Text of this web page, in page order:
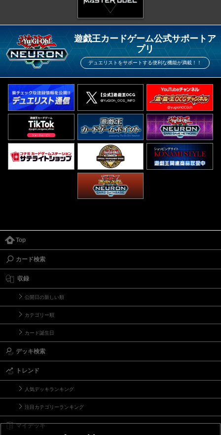
遊戯王カードゲーム公式サポートア
プリ
デュエリストをサポートする便利な機能が満載！！
Top
カード検索
収録
公開日の新しい順
カテゴリー順
カード誕生日
デッキ検索
トレンド
人気デッキランキング
注目カテゴリーランキング
マイデッキ